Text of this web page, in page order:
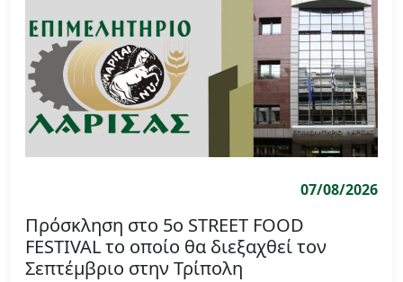
07/08/2026
Πρόσκληση στο 5ο STREET FOOD
FESTIVAL το οποίο θα διεξαχθεί τον
Σεπτέμβριο στην Τρίπολη